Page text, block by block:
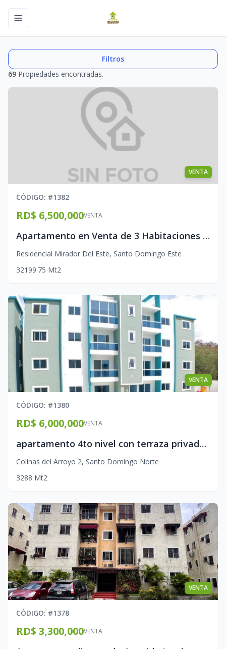
Toggle navigation menu
Filtros
69 Propiedades encontradas.
VENTA
CÓDIGO: #1382
VENTA
RD$ 6,500,000
Apartamento en Venta de 3 Habitaciones con Terraza Privada | 4to Piso | Mirador del Este, Autopista de San Isidro
Residencial Mirador Del Este, Santo Domingo Este
32199.75 Mt2
VENTA
CÓDIGO: #1380
VENTA
RD$ 6,000,000
apartamento 4to nivel con terraza privada en la Avenida Jacobo Majluta
Colinas del Arroyo 2, Santo Domingo Norte
3288 Mt2
VENTA
CÓDIGO: #1378
VENTA
RD$ 3,300,000